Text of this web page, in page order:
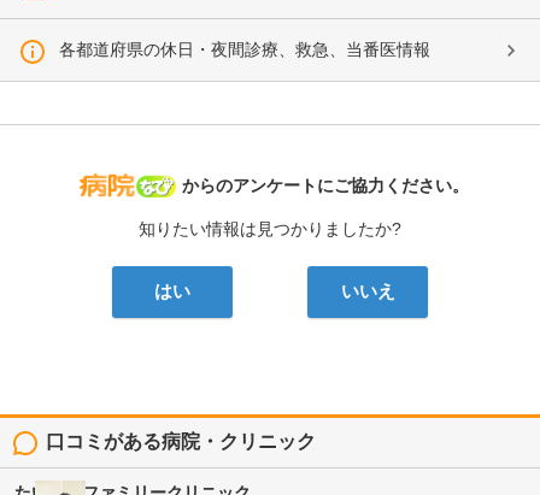
各都道府県の休日・夜間診療、救急、当番医情報
病院なび
からのアンケートにご協力ください。
知りたい情報は見つかりましたか?
はい いいえ
口コミがある病院・クリニック